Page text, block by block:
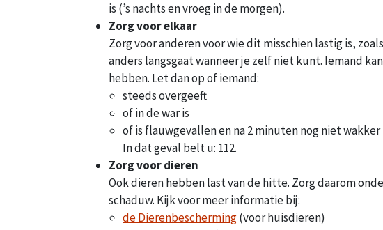
is (ʼs nachts en vroeg in de morgen).
Zorg voor elkaar
Zorg voor anderen voor wie dit misschien lastig is,
anders langsgaat wanneer je zelf niet kunt. Iemand
hebben. Let dan op of iemand:
steeds overgeeft
of in de war is
of is flauwgevallen en na 2 minuten nog niet wakker
​​​​​In dat geval belt u: 112.
Zorg voor dieren
Ook dieren hebben last van de hitte. Zorg daarom
schaduw. Kijk voor meer informatie bij:
de Dierenbescherming(voor huisdieren)